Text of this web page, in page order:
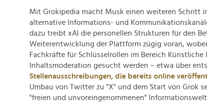
Mit Grokipedia macht Musk einen weiteren Schritt
alternative Informations- und
dazu treibt xAI die personellen Strukturen für den
Weiterentwicklung der Plattform zügig voran,
Fachkräfte für Schlüsselrollen im Bereich Künstliche
Inhaltsmoderation gesucht werden – etwa über
Stellenausschreibungen, die bereits online
Umbau von Twitter zu "X" und dem Start von Grok
"freien und unvoreingenommenen"